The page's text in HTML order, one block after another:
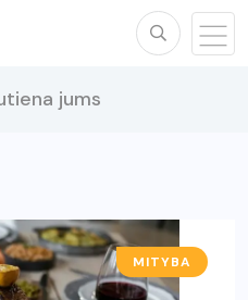
jums
MITYBA